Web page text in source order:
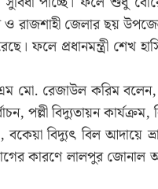
রাজশাহী জেলার ছয়
ফলে প্রধানমন্ত্রী শেখ
মো. রেজাউল করিম বলেন,
পল্লী বিদ্যুতায়ন
বকেয়া বিদ্যুৎ বিল আদায়ে
কারণে লালপুর জোনাল